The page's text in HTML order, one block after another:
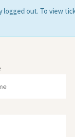
logged out. To view